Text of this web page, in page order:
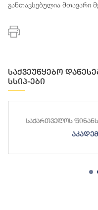
განთავსებულია მთავარი
საქვეუწყებო
სსიპ-ები
საქართველოს